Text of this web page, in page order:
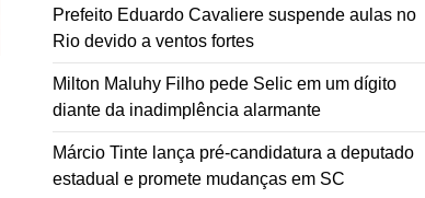
Prefeito Eduardo Cavaliere suspende aulas no
Rio devido a ventos fortes
Milton Maluhy Filho pede Selic em um dígito
diante da inadimplência alarmante
Márcio Tinte lança pré-candidatura a deputado
estadual e promete mudanças em SC